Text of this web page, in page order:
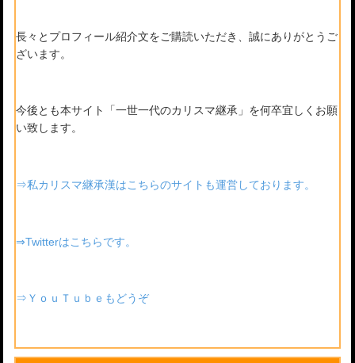
長々とプロフィール紹介文をご購読いただき、誠にありがとうご
ざいます。
今後とも本サイト「一世一代のカリスマ継承」を何卒宜しくお願
い致します。
⇒私カリスマ継承漢はこちらのサイトも運営しております。
⇒Twitterはこちらです。
⇒ＹｏｕＴｕｂｅもどうぞ